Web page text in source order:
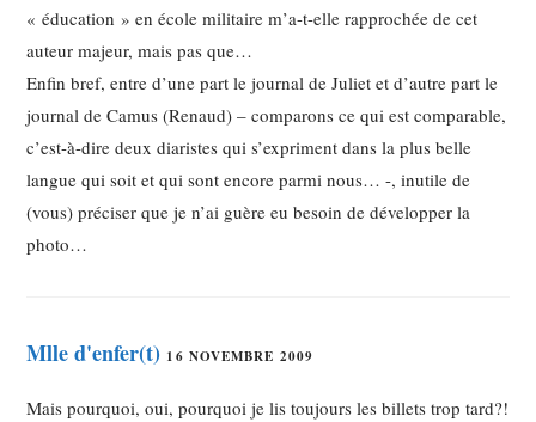
« éducation » en école militaire m’a-t-elle rapprochée de cet
auteur majeur, mais pas que…
Enfin bref, entre d’une part le journal de Juliet et d’autre part le
journal de Camus (Renaud) – comparons ce qui est comparable,
c’est-à-dire deux diaristes qui s’expriment dans la plus belle
langue qui soit et qui sont encore parmi nous… -, inutile de
(vous) préciser que je n’ai guère eu besoin de développer la
photo…
Mlle d'enfer(t) 16 NOVEMBRE 2009
Mais pourquoi, oui, pourquoi je lis toujours les billets trop tard?!